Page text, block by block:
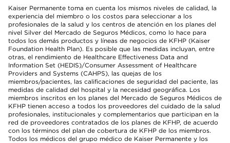
Kaiser Permanente toma en cuenta los mismos niveles de calidad, la
experiencia del miembro o los costos para seleccionar a los
profesionales de la salud y los centros de atención en los planes del
nivel Silver del Mercado de Seguros Médicos, como lo hace para
todos los demás productos y líneas de negocios de KFHP (Kaiser
Foundation Health Plan). Es posible que las medidas incluyan, entre
otras, el rendimiento de Healthcare Effectiveness Data and
Information Set (HEDIS)/Consumer Assessment of Healthcare
Providers and Systems (CAHPS), las quejas de los
miembros/pacientes, las calificaciones de seguridad del paciente, las
medidas de calidad del hospital y la necesidad geográfica. Los
miembros inscritos en los planes del Mercado de Seguros Médicos de
KFHP tienen acceso a todos los proveedores del cuidado de la salud
profesionales, institucionales y complementarios que participan en la
red de proveedores contratados de los planes de KFHP, de acuerdo
con los términos del plan de cobertura de KFHP de los miembros.
Todos los médicos del grupo médico de Kaiser Permanente y los